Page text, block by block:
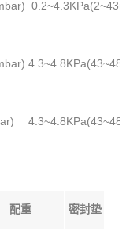
配重 密封垫